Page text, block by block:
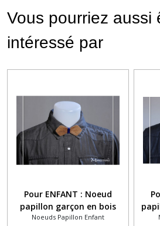
Vous pourriez aussi
intéressé par
Pour ENFANT : Noeud
papillon garçon en bois
marron et fil alu bleu
Noeuds Papillon Enfant